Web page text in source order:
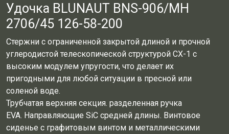
Удочка BLUNAUT BNS-906/MH
2706/45 126-58-200
Стержни с ограниченной закрытой длиной и прочной
углеродистой телескопической структурой CX-1 с
высоким модулем упругости, что делает их
пригодными для любой ситуации в пресной или
соленой воде.
Трубчатая верхняя секция. разделенная ручка
EVA. Направляющие SiC средней длины. Винтовое
сиденье с графитовым винтом и металлическими